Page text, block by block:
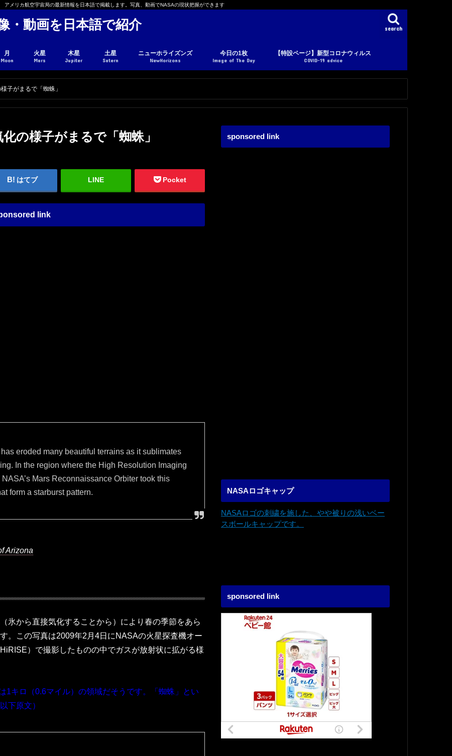
アメリカ航空宇宙局の最新情報を日本語で掲載します。写真、動画でNASAの現状把握ができます
・動画を日本語で紹介 search
月
Moon
火星
Mars
木星
Jupiter
土星
Satern
ニューホライズンズ
NewHorizons
今日の1枚
Image of The Day
【特設ページ】新型コロナウィルス
COVID-19 advice
子がまるで「蜘蛛」
の様子がまるで「蜘蛛」
はてブ LINE Pocket
link
eroded many beautiful terrains as it sublimates
In the region where the High Resolution Imaging
Mars Reconnaissance Orbiter took this
form a starburst pattern.
Arizona
氷から直接気化することから）により春の季節をあら
。この写真は2009年2月4日にNASAの火星探査機オー
）で撮影したものの中でガスが放射状に拡がる様
1キロ（0.6マイル）の領域だそうです。「蜘蛛」とい
下原文）
sponsored link
NASAロゴキャップ
NASAロゴの刺繍を施した、やや被りの浅いベー
スボールキャップです。
sponsored link